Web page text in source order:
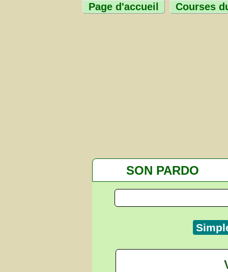
Page d'accueil Courses
SON PARDO